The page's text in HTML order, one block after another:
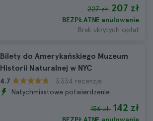
227 zł 207 zł
BEZPŁATNE anulowanie
Brak ukrytych opłat
Bilety do Amerykańskiego Muzeum
Historii Naturalnej w NYC
4.7
3.334 recenzje
Natychmiastowe potwierdzenie
156 zł 142 zł